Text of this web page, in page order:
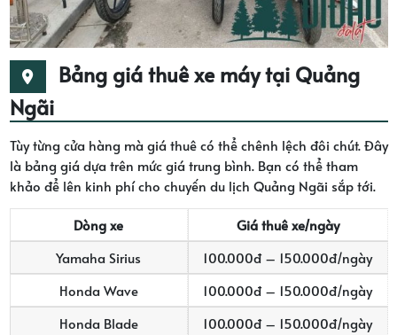
Bảng giá thuê xe máy tại Quảng
Ngãi
Tùy từng cửa hàng mà giá thuê có thể chênh lệch đôi chút. Đây
là bảng giá dựa trên mức giá trung bình. Bạn có thể tham
khảo để lên kinh phí cho chuyến du lịch Quảng Ngãi sắp tới.
Dòng xe
Giá thuê xe/ngày
Yamaha Sirius
100.000đ – 150.000đ/ngày
Honda Wave
100.000đ – 150.000đ/ngày
Honda Blade
100.000đ – 150.000đ/ngày